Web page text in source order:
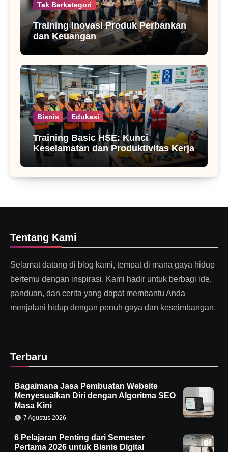
Tak Berkategori
Training Inovasi Produk Perbankan
dan Keuangan
Bisnis Edukasi
Training Basic HSE: Kunci
Keselamatan dan Produktivitas Kerja
Tentang Kami
Selamat datang di blog kami, tempat di mana gaya hidup
bertemu dengan inspirasi. Kami hadir untuk berbagi ide,
panduan, dan cerita yang dapat membantu Anda
menjalani hidup dengan penuh gaya dan keseimbangan.
Terbaru
Bagaimana Jasa Pembuatan Website
Menyesuaikan Diri dengan Algoritma SEO
Masa Kini
7 Agustus 2026
6 Pelajaran Penting dari Semester
Pertama 2026 untuk Bisnis Digital